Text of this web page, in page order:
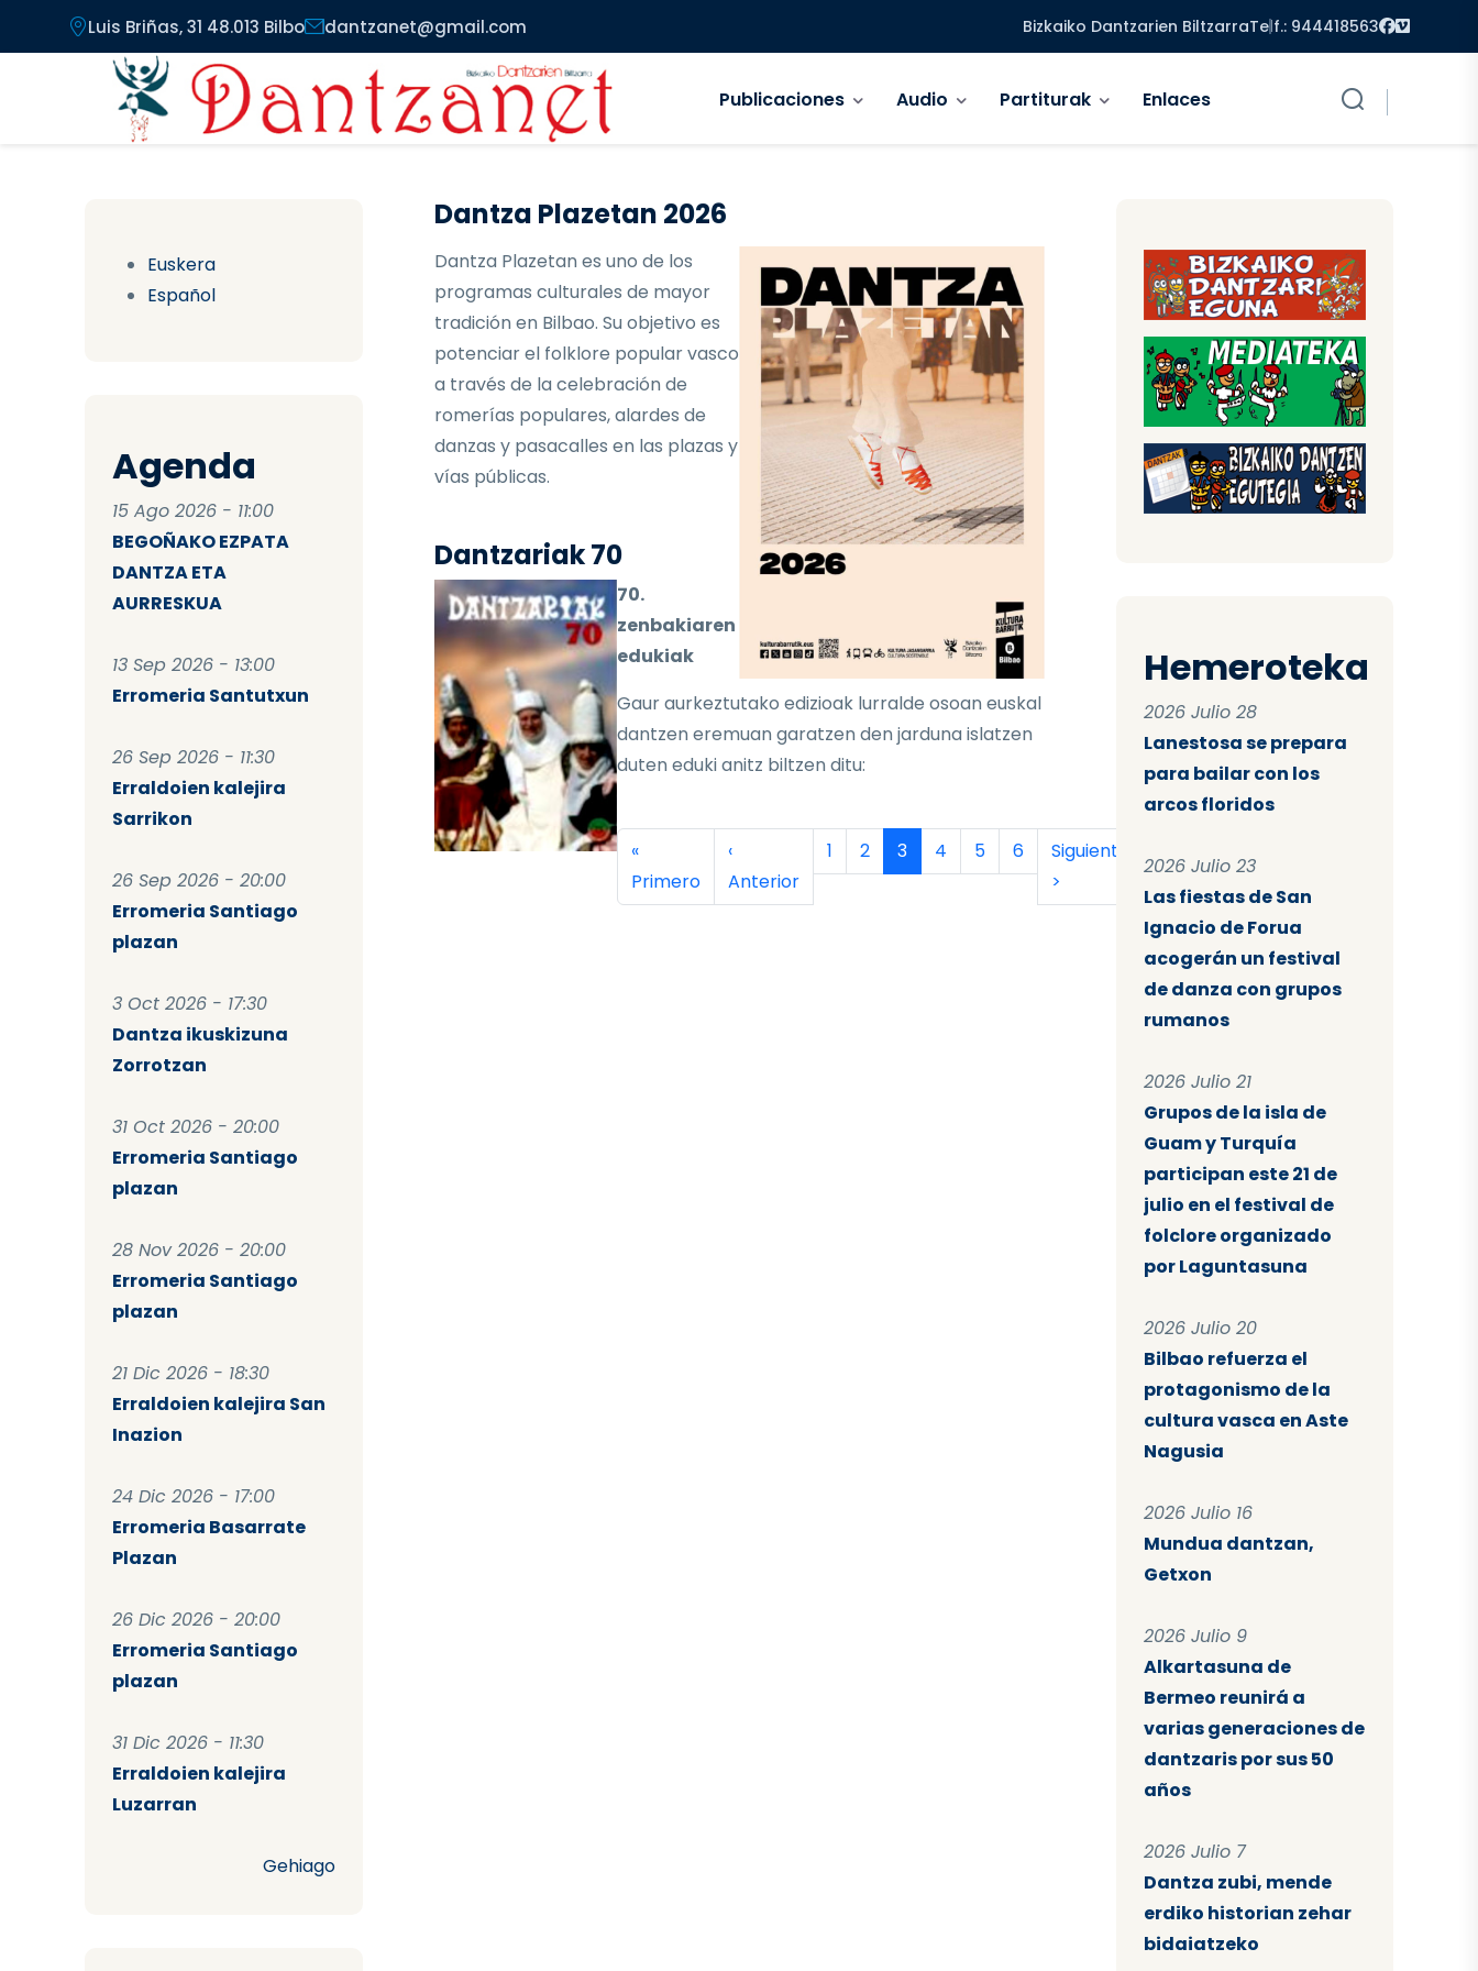
Pasar al contenido principal
Luis Briñas, 31 48.013 Bilbo dantzanet@gmail.com Bizkaiko Dantzarien BiltzarraTelf.: 944418563 Facebook
Vimeo
Publicaciones Audio Partiturak Enlaces
Euskera
Español
Agenda
15 Ago 2026 - 11:00
BEGOÑAKO EZPATA
DANTZA ETA
AURRESKUA
13 Sep 2026 - 13:00
Erromeria Santutxun
26 Sep 2026 - 11:30
Erraldoien kalejira
Sarrikon
26 Sep 2026 - 20:00
Erromeria Santiago
plazan
3 Oct 2026 - 17:30
Dantza ikuskizuna
Zorrotzan
31 Oct 2026 - 20:00
Erromeria Santiago
plazan
28 Nov 2026 - 20:00
Erromeria Santiago
plazan
21 Dic 2026 - 18:30
Erraldoien kalejira San
Inazion
24 Dic 2026 - 17:00
Erromeria Basarrate
Plazan
26 Dic 2026 - 20:00
Erromeria Santiago
plazan
31 Dic 2026 - 11:30
Erraldoien kalejira
Luzarran
Gehiago
Dantza Plazetan 2026
Dantza Plazetan es uno de los
programas culturales de mayor
tradición en Bilbao. Su objetivo es
potenciar el folklore popular vasco
a través de la celebración de
romerías populares, alardes de
danzas y pasacalles en las plazas y
vías públicas.
Dantzariak 70
70.
zenbakiaren
edukiak
Gaur aurkeztutako edizioak lurralde osoan euskal
dantzen eremuan garatzen den jarduna islatzen
duten eduki anitz biltzen ditu:
Paginación Primera página
«
Primero
Página anterior
‹
Anterior
Página
1 Página
2 Página actual
3 Página
4 Página
5 Página
6 Siguiente página
Siguiente
>
Hemeroteka
2026 Julio 28
Lanestosa se prepara
para bailar con los
arcos floridos
2026 Julio 23
Las fiestas de San
Ignacio de Forua
acogerán un festival
de danza con grupos
rumanos
2026 Julio 21
Grupos de la isla de
Guam y Turquía
participan este 21 de
julio en el festival de
folclore organizado
por Laguntasuna
2026 Julio 20
Bilbao refuerza el
protagonismo de la
cultura vasca en Aste
Nagusia
2026 Julio 16
Mundua dantzan,
Getxon
2026 Julio 9
Alkartasuna de
Bermeo reunirá a
varias generaciones de
dantzaris por sus 50
años
2026 Julio 7
Dantza zubi, mende
erdiko historian zehar
bidaiatzeko